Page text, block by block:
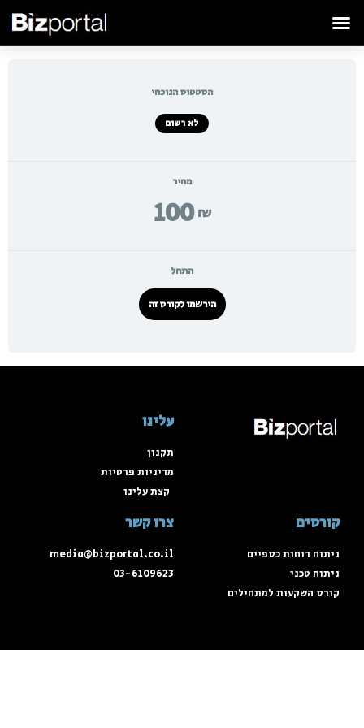
הסטטוס הנוכחי
לא רשום
מחיר
₪
100
התחל
הירשמו לקורס זה
עלינו
תקנון
מדיניות פרטיות
קצת עלינו
קורסים
ניתוח דוחות כספיים
ניתוח טכני
קורס השקעות למתחילים
צרו קשר
media@bizportal.co.il
03-6109623